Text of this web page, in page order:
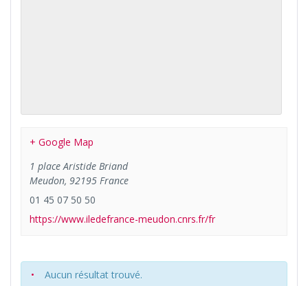
+ Google Map
1 place Aristide Briand
Meudon, 92195 France
01 45 07 50 50
https://www.iledefrance-meudon.cnrs.fr/fr
Aucun résultat trouvé.